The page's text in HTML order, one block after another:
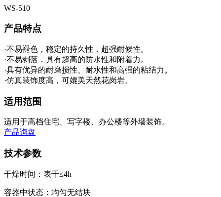
WS-510
产品特点
·不易褪色，稳定的持久性，超强耐候性。
·不易剥落，具有超高的防水性和附着力。
·具有优异的耐磨损性、耐水性和高强的粘结力。
·仿真装饰度高，可媲美天然花岗岩。
适用范围
适用于高档住宅、写字楼、办公楼等外墙装饰。
产品询盘
技术参数
干燥时间：表干≤4h
容器中状态：均匀无结块